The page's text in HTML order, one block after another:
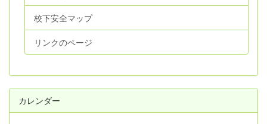
校下安全マップ
リンクのページ
カレンダー